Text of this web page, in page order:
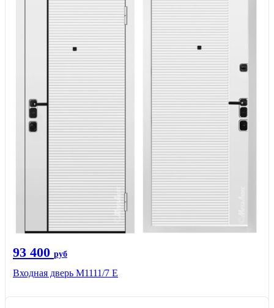
93 400 руб
Входная дверь М1111/7 Е